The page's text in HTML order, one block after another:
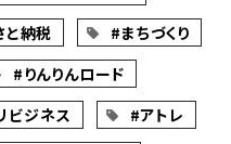
と納税
#まちづくり
#りんりんロード
ビジネス
#アトレ